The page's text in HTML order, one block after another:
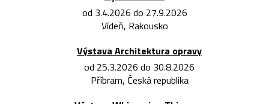
od 3.4.2026 do 27.9.2026
Vídeň, Rakousko
Výstava Architektura opravy
od 25.3.2026 do 30.8.2026
Příbram, Česká republika